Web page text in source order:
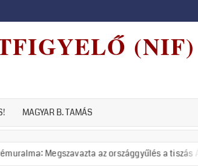
(NIF)
MAGYAR B. TAMÁS
az országgyűlés a tiszás ÁVH felállítását!